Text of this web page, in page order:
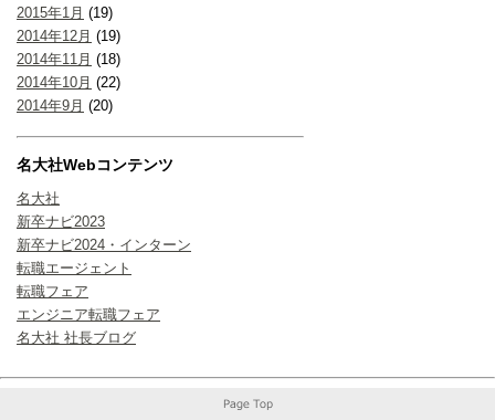
2015年1月 (19)
2014年12月 (19)
2014年11月 (18)
2014年10月 (22)
2014年9月 (20)
名大社Webコンテンツ
名大社
新卒ナビ2023
新卒ナビ2024・インターン
転職エージェント
転職フェア
エンジニア転職フェア
名大社 社長ブログ